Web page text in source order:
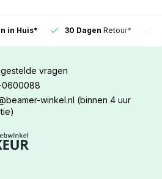
in Huis* 30 Dagen Retour*
vragen
winkel.nl (binnen 4 uur